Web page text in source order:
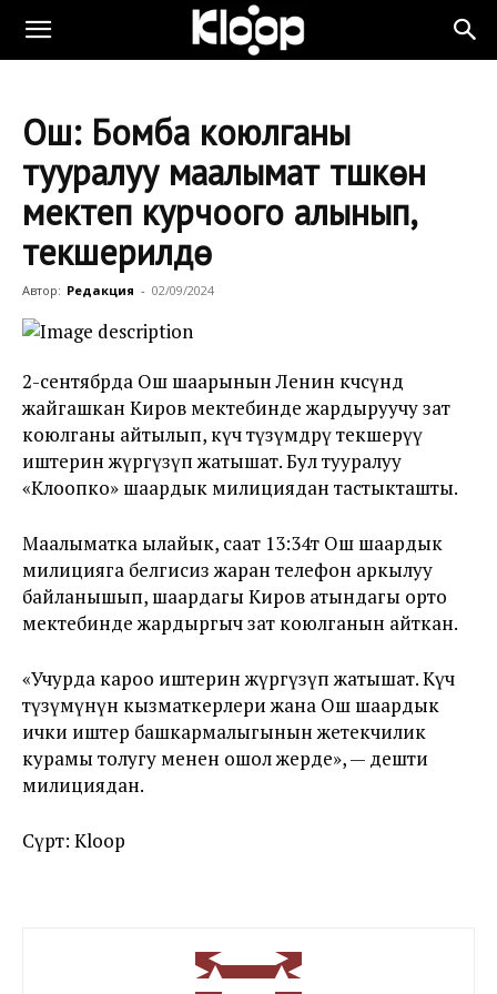
Ош: Бомба коюлганы
тууралуу маалымат түшкөн
мектеп курчоого алынып,
текшерилүүдө
Автор: Редакция - 02/09/2024
2-сентябрда Ош шаарынын Ленин көчөсүндө
жайгашкан Киров мектебинде жардыруучу зат
коюлганы айтылып, күч түзүмдөрү текшерүү
иштерин жүргүзүп жатышат. Бул тууралуу
«Клоопко» шаардык милициядан тастыкташты.
Маалыматка ылайык, саат 13:34тө Ош шаардык
милицияга белгисиз жаран телефон аркылуу
байланышып, шаардагы Киров атындагы орто
мектебинде жардыргыч зат коюлганын айткан.
«Учурда кароо иштерин жүргүзүп жатышат. Күч
түзүмүнүн кызматкерлери жана Ош шаардык
ички иштер башкармалыгынын жетекчилик
курамы толугу менен ошол жерде», — дешти
милициядан.
Сүрөт: Kloop